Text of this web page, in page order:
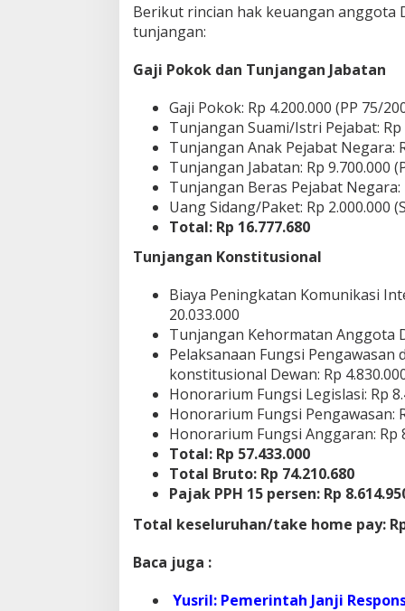
Berikut rincian hak keuangan anggota
tunjangan:
Gaji Pokok dan Tunjangan Jabatan
Gaji Pokok: Rp 4.200.000 (PP 75/
Tunjangan Suami/Istri Pejabat: Rp
Tunjangan Anak Pejabat Negara:
Tunjangan Jabatan: Rp 9.700.000
Tunjangan Beras Pejabat Negara:
Uang Sidang/Paket: Rp 2.000.000
Total: Rp 16.777.680
Tunjangan Konstitusional
Biaya Peningkatan Komunikasi
20.033.000
Tunjangan Kehormatan Anggota
Pelaksanaan Fungsi
konstitusional Dewan: Rp
Honorarium Fungsi Legislasi: Rp
Honorarium Fungsi Pengawasan:
Honorarium Fungsi Anggaran: Rp
Total: Rp 57.433.000
Total Bruto: Rp 74.210.680
Pajak PPH 15 persen: Rp
Total keseluruhan/take home pay: Rp
Baca juga :
Yusril: Pemerintah Janji